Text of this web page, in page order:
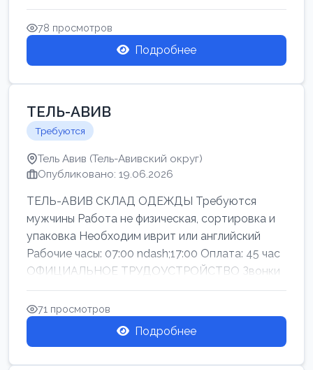
78 просмотров
Подробнее
ТЕЛЬ-АВИВ
Требуются
Тель Авив (Тель-Авивский округ)
Опубликовано: 19.06.2026
ТЕЛЬ-АВИВ СКЛАД ОДЕЖДЫ Требуются
мужчины Работа не физическая, сортировка и
упаковка Необходим иврит или английский
Рабочие часы: 07:00 ndash;17:00 Оплата: 45 час
ОФИЦИАЛЬНОЕ ТРУДОУСТРОЙСТВО Звонки
71 просмотров
Подробнее